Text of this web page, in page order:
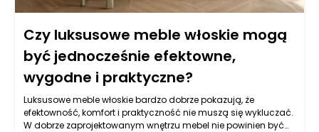
Czy luksusowe meble włoskie mogą
być jednocześnie efektowne,
wygodne i praktyczne?
Luksusowe meble włoskie bardzo dobrze pokazują, że
efektowność, komfort i praktyczność nie muszą się wykluczać.
W dobrze zaprojektowanym wnętrzu mebel nie powinien być